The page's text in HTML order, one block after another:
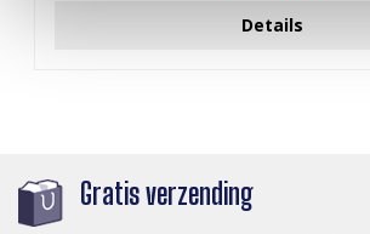
Details
Gratis verzending